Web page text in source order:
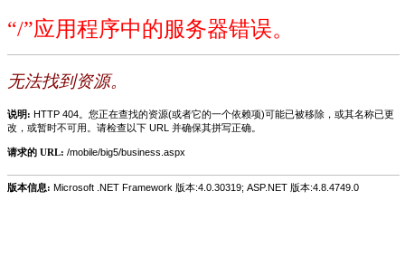
“/”应用程序中的服务器错误。
无法找到资源。
说明: HTTP 404。您正在查找的资源(或者它的一个依赖项)可能已被移除，或其名称已更
改，或暂时不可用。请检查以下 URL 并确保其拼写正确。
请求的 URL: /mobile/big5/business.aspx
版本信息: Microsoft .NET Framework 版本:4.0.30319; ASP.NET 版本:4.8.4749.0